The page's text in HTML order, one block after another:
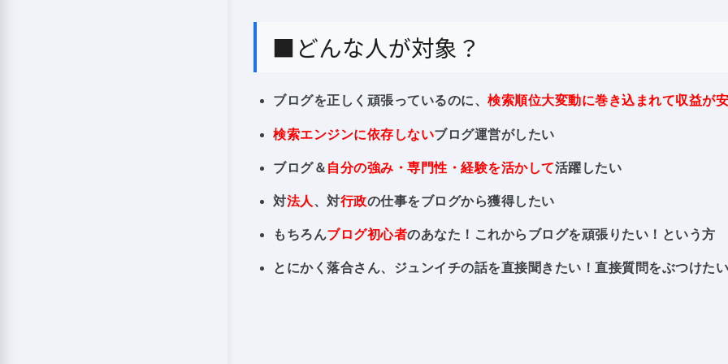
■どんな人が対象？
ブログを正しく頑張っているのに、 検索順位大変動に巻き込まれて収益が
検索エンジンに依存しないブログ運営がしたい
ブログ＆ 自分の強み・専門性・経験を活かして活躍したい
対法人 、対行政の仕事をブログから獲得したい
もちろんブログ初心者のあなた！これからブログを頑張りたい！という方
とにかく落合さん、ジュンイチの話を直接聞きたい！直接質問をぶつけたい